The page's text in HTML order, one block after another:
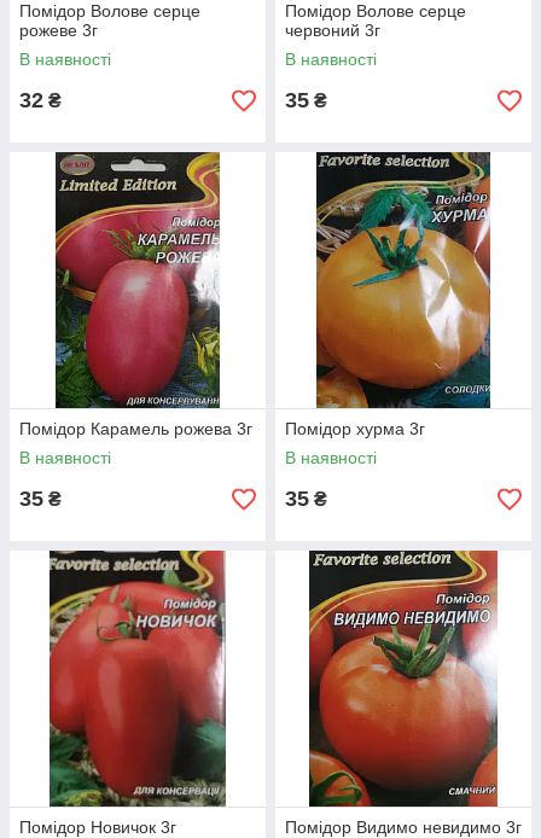
Помідор Волове серце
рожеве 3г
В наявності
32 ₴
Помідор Волове серце
червоний 3г
В наявності
35 ₴
Помідор Карамель рожева 3г
В наявності
35 ₴
Помідор хурма 3г
В наявності
35 ₴
Помідор Новичок 3г
Помідор Видимо невидимо 3г